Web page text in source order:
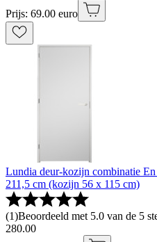
Prijs: 69.00 euro
Lundia deur-kozijn combinatie
211,5 cm (kozijn 56 x 115 cm)
(1)Beoordeeld met 5.0 van de 5
280.00